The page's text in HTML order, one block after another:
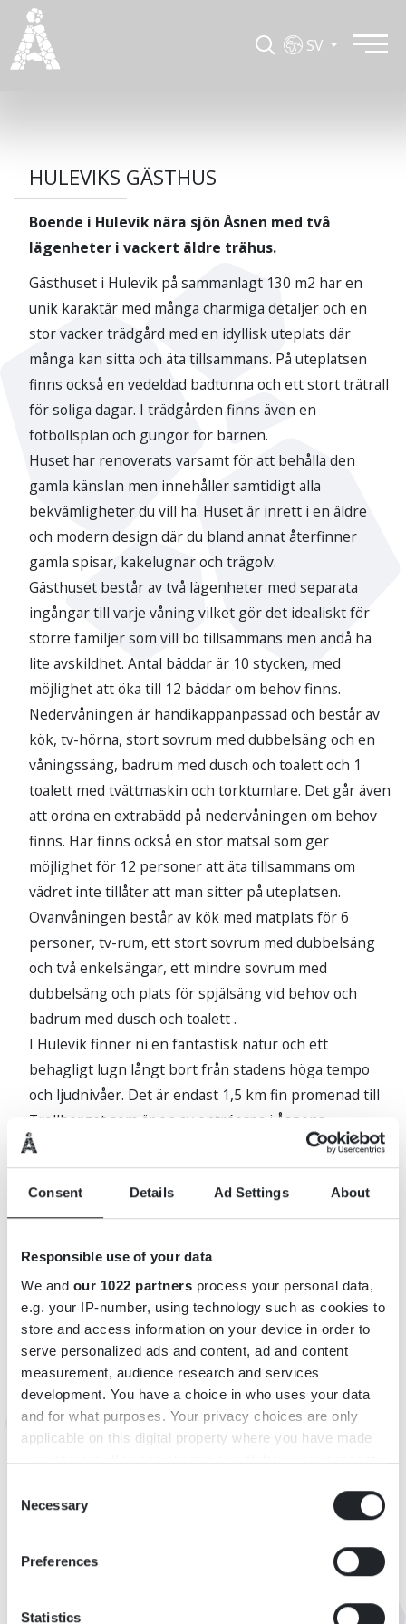
Consent Details Ad Settings About
Responsible use of your data
We and our 1022 partners process your personal data,
e.g. your IP-number, using technology such as cookies to
store and access information on your device in order to
serve personalized ads and content, ad and content
measurement, audience research and services
development. You have a choice in who uses your data
and for what purposes. Your privacy choices are only
applicable on this digital property where you have made
your choices. You can change or withdraw your consent
the Privacy trigger icon.
Collect information about your geographical
meters
Selection
Necessary
Preferences
Statistics
SV
HULEVIKS GÄSTHUS
Boende i Hulevik nära sjön Åsnen med två
lägenheter i vackert äldre trähus.
Gästhuset i Hulevik på sammanlagt 130 m2 har en
unik karaktär med många charmiga detaljer och en
stor vacker trädgård med en idyllisk uteplats där
många kan sitta och äta tillsammans. På uteplatsen
finns också en vedeldad badtunna och ett stort trätrall
för soliga dagar. I trädgården finns även en
fotbollsplan och gungor för barnen.
Huset har renoverats varsamt för att behålla den
gamla känslan men innehåller samtidigt alla
bekvämligheter du vill ha. Huset är inrett i en äldre
och modern design där du bland annat återfinner
gamla spisar, kakelugnar och trägolv.
Gästhuset består av två lägenheter med separata
ingångar till varje våning vilket gör det idealiskt för
större familjer som vill bo tillsammans men ändå ha
lite avskildhet. Antal bäddar är 10 stycken, med
möjlighet att öka till 12 bäddar om behov finns.
Nedervåningen är handikappanpassad och består av
kök, tv-hörna, stort sovrum med dubbelsäng och en
våningssäng, badrum med dusch och toalett och 1
toalett med tvättmaskin och torktumlare. Det går även
att ordna en extrabädd på nedervåningen om behov
finns. Här finns också en stor matsal som ger
möjlighet för 12 personer att äta tillsammans om
vädret inte tillåter att man sitter på uteplatsen.
Ovanvåningen består av kök med matplats för 6
personer, tv-rum, ett stort sovrum med dubbelsäng
och två enkelsängar, ett mindre sovrum med
dubbelsäng och plats för spjälsäng vid behov och
badrum med dusch och toalett .
I Hulevik finner ni en fantastisk natur och ett
behagligt lugn långt bort från stadens höga tempo
och ljudnivåer. Det är endast 1,5 km fin promenad till
Trollberget som är en av entréerna i Åsnens
Nationalpark. Barnvänlig badstrand finns på
gångavstånd ca.150 m och båthamn ca. 200 m.
Möjlighet att hyra motorbåt och kanot finns.
Antal sängar: 10